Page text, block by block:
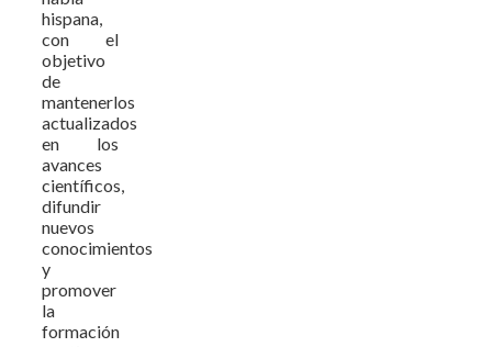
hispana,
con el
objetivo
de
mantenerlos
actualizados
en los
avances
científicos,
difundir
nuevos
conocimientos
y
promover
la
formación